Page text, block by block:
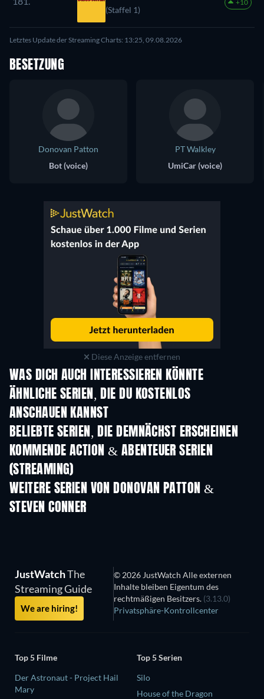
(Staffel 1)
+10
Letztes Update der Streaming Charts: 13:25, 09.08.2026
BESETZUNG
Donovan Patton
Bot (voice)
PT Walkley
UmiCar (voice)
Diese Anzeige entfernen
WAS DICH AUCH INTERESSIEREN KÖNNTE
Serie Serie
ÄHNLICHE SERIEN, DIE DU KOSTENLOS
ANSCHAUEN KANNST
Serie
BELIEBTE SERIEN, DIE DEMNÄCHST ERSCHEINEN
Serie Serie
KOMMENDE ACTION & ABENTEUER SERIEN
(STREAMING)Staffel 2
WEITERE SERIEN VON DONOVAN PATTON &
STEVEN CONNER
Serie
JustWatchThe
Streaming Guide
We are hiring!
© 2026 JustWatch Alle externen
Inhalte bleiben Eigentum des
rechtmäßigen Besitzers. (3.13.0)
Privatsphäre-Kontrollcenter
Top 5 Filme
Der Astronaut - Project Hail
Mary
Top 5 Serien
Silo
House of the Dragon